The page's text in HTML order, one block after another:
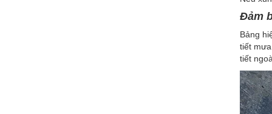
Đảm
Bảng
tiết
tiết